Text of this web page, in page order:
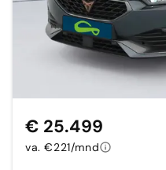
€ 25.499
va. €221/mnd